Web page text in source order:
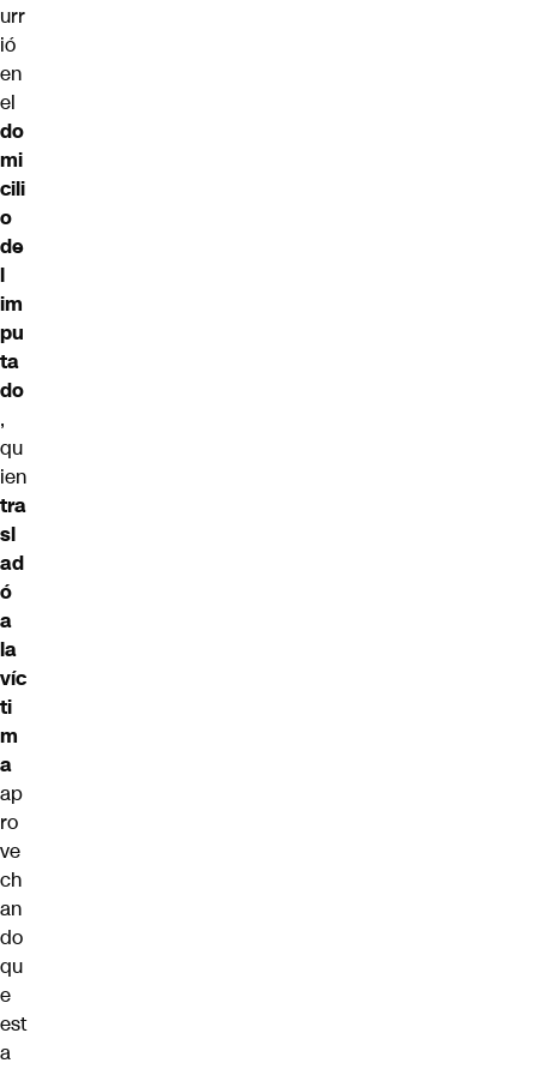
urr
ió
en
el
do
mi
cili
o
de
l
im
pu
ta
do
,
qu
ien
tra
sl
ad
ó
a
la
víc
ti
m
a
ap
ro
ve
ch
an
do
qu
e
est
a